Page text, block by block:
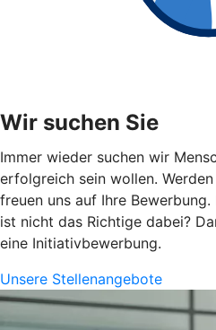
Wir suchen Sie
Immer wieder suchen wir
erfolgreich sein wollen.
freuen uns auf Ihre
ist nicht das Richtige dabei?
eine Initiativbewerbung.
Unsere Stellenangebote